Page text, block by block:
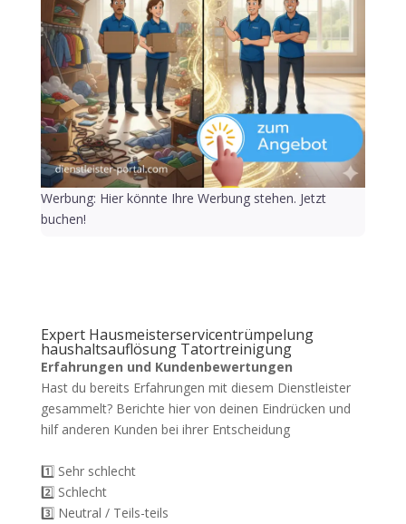
Werbung: Hier könnte Ihre Werbung stehen. Jetzt
buchen!
Expert Hausmeisterservicentrümpelung
haushaltsauflösung Tatortreinigung
Erfahrungen und Kundenbewertungen
Hast du bereits Erfahrungen mit diesem Dienstleister
gesammelt? Berichte hier von deinen Eindrücken und
hilf anderen Kunden bei ihrer Entscheidung
1️⃣ Sehr schlecht
2️⃣ Schlecht
3️⃣ Neutral / Teils-teils